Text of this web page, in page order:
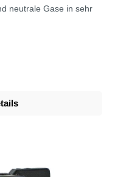
neutrale Gase in sehr